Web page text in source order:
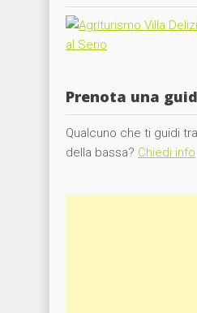
Prenota una
Qualcuno che ti guidi
della bassa? Chiedi info